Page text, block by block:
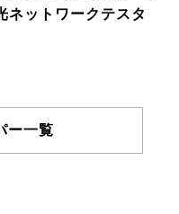
ネットワークテスタ
ー一覧